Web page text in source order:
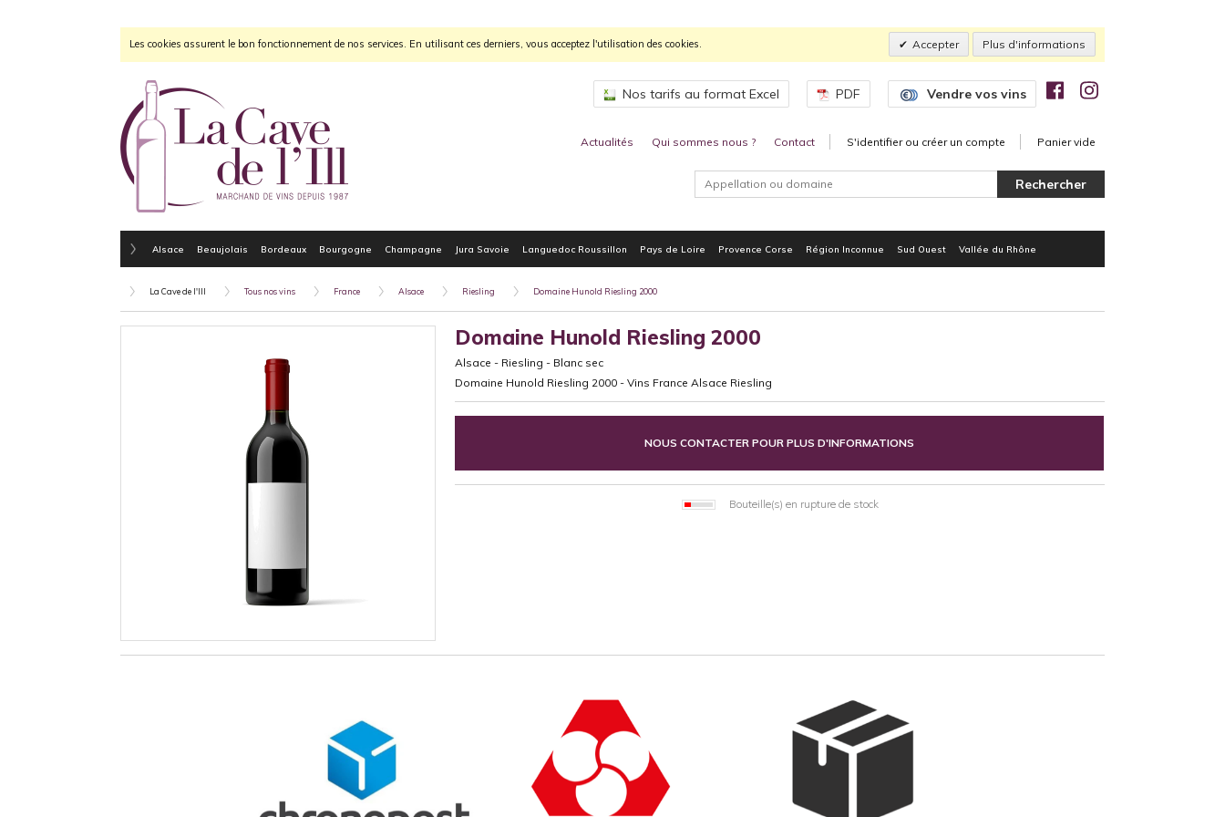
Les cookies assurent le bon fonctionnement de nos services. En utilisant ces derniers, vous acceptez l'utilisation des cookies. Accepter Plus d'informations
Nos tarifs au format Excel PDF Vendre vos vins
Actualités Qui sommes nous ? Contact S'identifier ou créer un compte Panier vide
Alsace Beaujolais Bordeaux Bourgogne Champagne Jura Savoie Languedoc Roussillon Pays de Loire Provence Corse Région Inconnue Sud Ouest Vallée du Rhône
La Cave de l'Ill Tous nos vins France Alsace Riesling Domaine Hunold Riesling 2000
Domaine Hunold Riesling 2000
Alsace - Riesling - Blanc sec
Domaine Hunold Riesling 2000 - Vins France Alsace Riesling
NOUS CONTACTER POUR PLUS D'INFORMATIONS
Bouteille(s) en rupture de stock